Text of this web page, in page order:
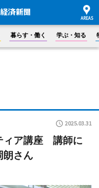
暮らす・働く 学ぶ・知る
2025.03.31
ィア講座 講師に
朗さん